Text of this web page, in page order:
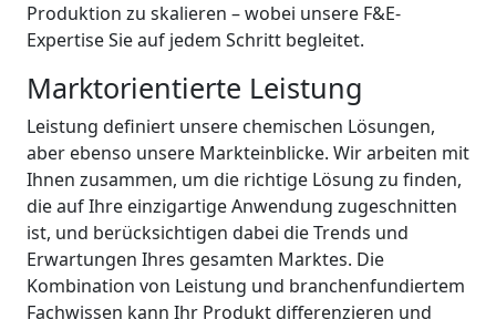
Produktion zu skalieren – wobei unsere F&E-
Expertise Sie auf jedem Schritt begleitet.
Marktorientierte Leistung
Leistung definiert unsere chemischen Lösungen,
aber ebenso unsere Markteinblicke. Wir arbeiten mit
Ihnen zusammen, um die richtige Lösung zu finden,
die auf Ihre einzigartige Anwendung zugeschnitten
ist, und berücksichtigen dabei die Trends und
Erwartungen Ihres gesamten Marktes. Die
Kombination von Leistung und branchenfundiertem
Fachwissen kann Ihr Produkt differenzieren und